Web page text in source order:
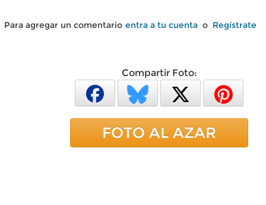
Para agregar un comentario entra a tu cuenta o Regístrate
Compartir Foto:
FOTO AL AZAR